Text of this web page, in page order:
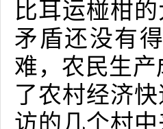
比耳运椪柑
矛盾还没有
难，农民生
了农村经济
访的几个村